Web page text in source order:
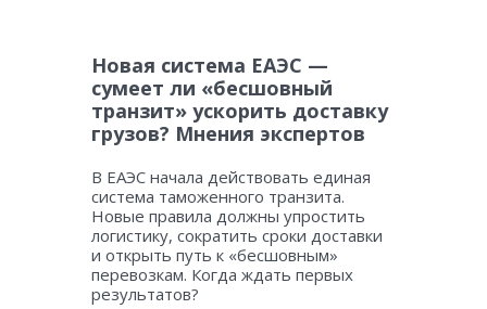
Новая система ЕАЭС —
сумеет ли «бесшовный
транзит» ускорить доставку
грузов? Мнения экспертов
В ЕАЭС начала действовать единая
система таможенного транзита.
Новые правила должны упростить
логистику, сократить сроки доставки
и открыть путь к «бесшовным»
перевозкам. Когда ждать первых
результатов?